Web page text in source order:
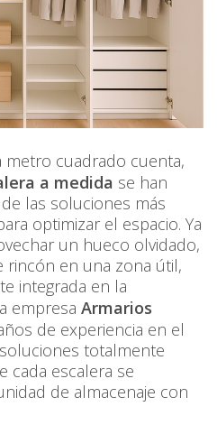
metro cuadrado cuenta,
a medida se han
las soluciones más
optimizar el espacio. Ya
un hueco olvidado,
rincón en una zona útil,
integrada en la
empresa Armarios
de experiencia en el
totalmente
cada escalera se
de almacenaje con